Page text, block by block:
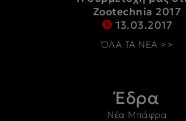
Zootechnia 2017
13.03.2017
ΌΛΑ ΤΑ ΝΕΑ >>
Έδρα
Νέα Μπάφρα